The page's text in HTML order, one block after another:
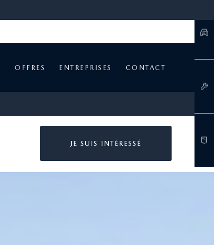
OFFRES ENTREPRISES CONTACT
JE SUIS INTÉRESSÉ